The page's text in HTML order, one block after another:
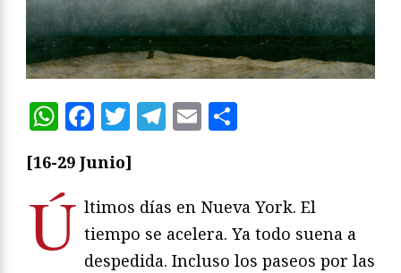
WhatsApp
Facebook
Twitter
Telegram
Email
[16-29 Junio]
Ú ltimos días en Nueva York. El
tiempo se acelera. Ya todo suena a
despedida. Incluso los paseos por las